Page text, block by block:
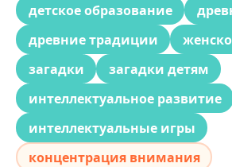
детское образование
древние традиции
загадки
загадки детям
интеллектуальное развитие
интеллектуальные игры
концентрация внимания